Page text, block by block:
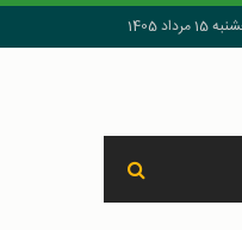
مرداد 1405